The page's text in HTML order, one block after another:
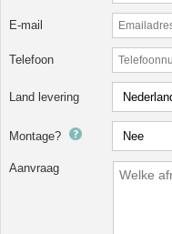
E-mail
Telefoon
Land levering
Montage?
Aanvraag